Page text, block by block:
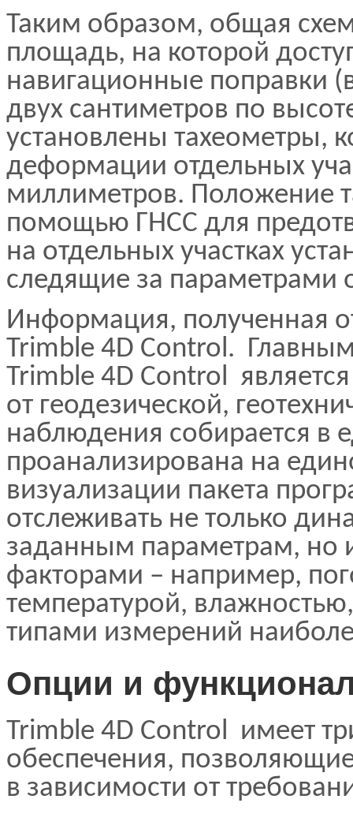
Таким образом, общая
площадь, на которой
навигационные поправки
двух сантиметров по
установлены тахеометры,
деформации отдельных
миллиметров. Положение
помощью ГНСС для
на отдельных участках
следящие за параметрами
Информация, полученная
Trimble 4D Control.
Trimble 4D Control
от геодезической,
наблюдения собирается в
проанализирована на
визуализации пакета
отслеживать не только
заданным параметрам, но
факторами – например,
температурой,
типами измерений
Опции и
Trimble 4D Control имеет
обеспечения,
в зависимости от